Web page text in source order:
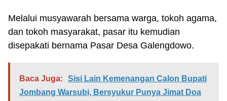
Melalui musyawarah bersama warga, tokoh agama,
dan tokoh masyarakat, pasar itu kemudian
disepakati bernama Pasar Desa Galengdowo.
Baca Juga:
Sisi Lain Kemenangan Calon Bupati
Jombang Warsubi, Bersyukur Punya Jimat Doa